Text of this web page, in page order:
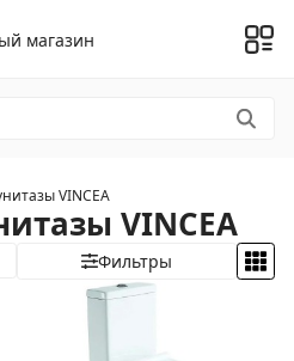
магазин
VINCEA
VINCEA
Фильтры